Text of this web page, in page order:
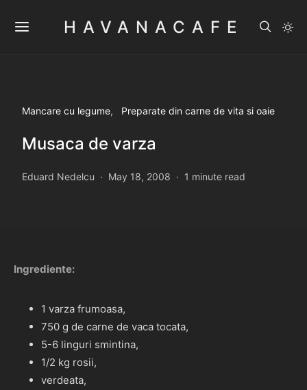
HAVANACAFE
Mancare cu legume Preparate din carne de vita si oaie
Musaca de varza
Eduard Nedelcu May 18, 2008 1 minute read
Ingrediente:
1 varza frumoasa,
750 g de carne de vaca tocata,
5-6 linguri smintina,
1/2 kg rosii,
verdeata,